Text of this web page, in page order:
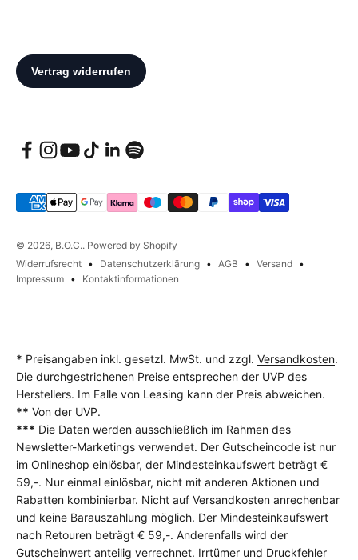
© 2026, B.O.C.. Powered by Shopify
Widerrufsrecht
Datenschutzerklärung AGB
Versand
Impressum
Kontaktinformationen
* Preisangaben inkl. gesetzl. MwSt. und zzgl. Versandkosten.
Die durchgestrichenen Preise entsprechen der UVP des
Herstellers. Im Falle von Leasing kann der Preis abweichen.
** Von der UVP.
*** Die Daten werden ausschließlich im Rahmen des
Newsletter-Marketings verwendet. Der Gutscheincode ist nur
im Onlineshop einlösbar, der Mindesteinkaufswert beträgt €
59,-. Nur einmal einlösbar, nicht mit anderen Aktionen und
Rabatten kombinierbar. Nicht auf Versandkosten anrechenbar
und keine Barauszahlung möglich. Der Mindesteinkaufswert
nach Retouren beträgt € 59,-. Anderenfalls wird der
Gutscheinwert anteilig verrechnet. Irrtümer und Druckfehler